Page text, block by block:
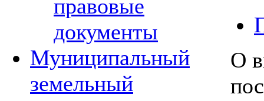
правовые
документы
Муниципальный
земельный
О